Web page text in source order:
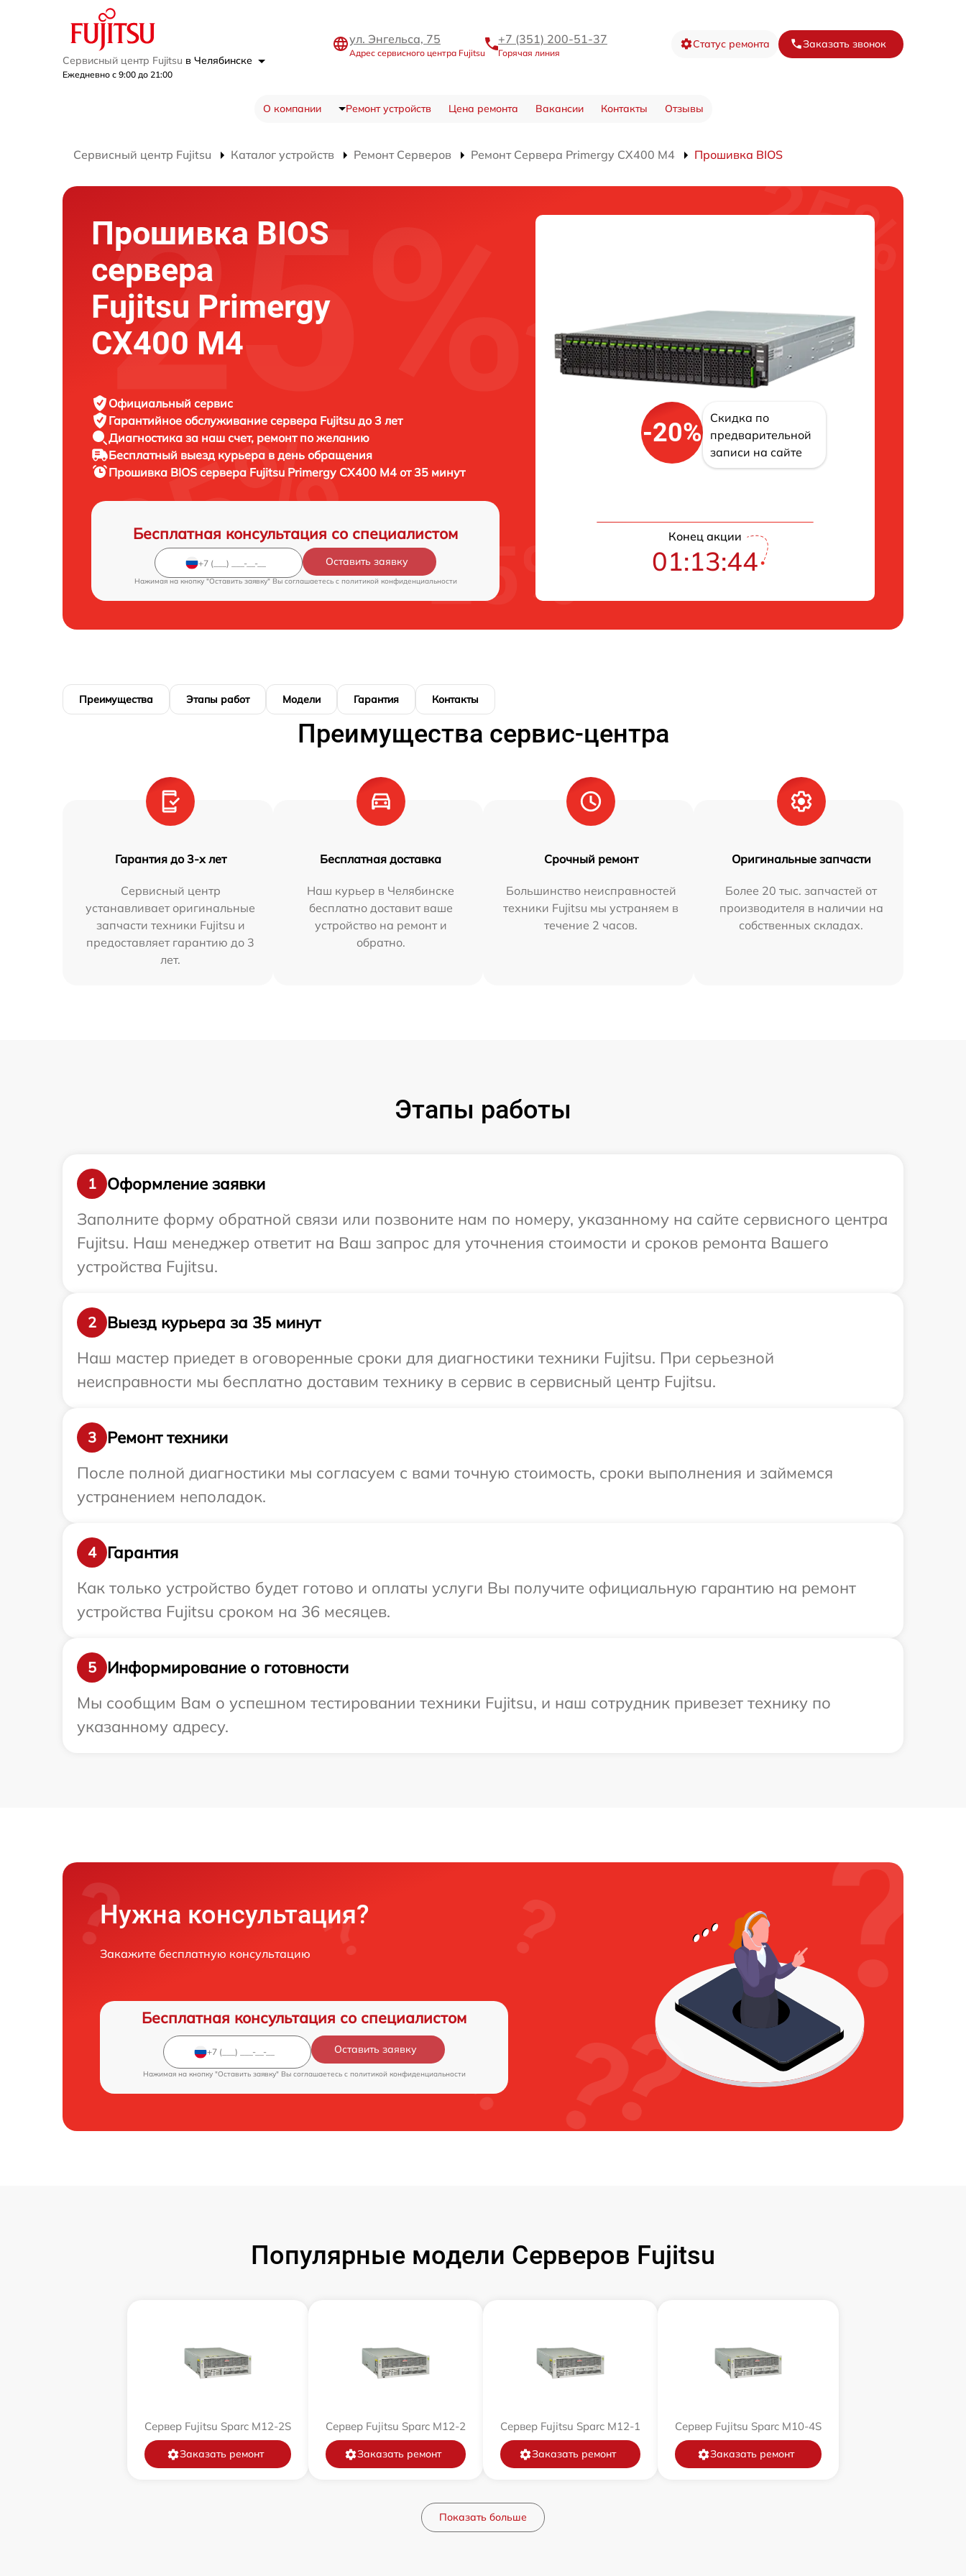
Сервисный центр Fujitsu в Челябинске
Ежедневно с 9:00 до 21:00
ул. Энгельса, 75
Адрес сервисного центра Fujitsu
+7 (351) 200-51-37
Горячая линия
Статус ремонта Заказать звонок
О компании Ремонт устройств Цена ремонта Вакансии Контакты Отзывы
Сервисный центр Fujitsu Каталог устройств Ремонт Серверов Ремонт Сервера Primergy CX400 M4 Прошивка BIOS
Прошивка BIOS
сервера
Fujitsu Primergy
CX400 M4
Официальный сервис
Гарантийное обслуживание сервера Fujitsu до 3 лет
Диагностика за наш счет, ремонт по желанию
Бесплатный выезд курьера в день обращения
Прошивка BIOS сервера Fujitsu Primergy CX400 M4 от 35 минут
Бесплатная консультация со специалистом
Оставить заявку
Нажимая на кнопку "Оставить заявку" Вы соглашаетесь c политикой конфиденциальности
-20%
Скидка по
предварительной
записи на сайте
Конец акции
01:13:43
Преимущества Этапы работ Модели Гарантия Контакты
Преимущества сервис-центра
Гарантия до 3-х лет
Сервисный центр
устанавливает оригинальные
запчасти техники Fujitsu и
предоставляет гарантию до 3
лет.
Бесплатная доставка
Наш курьер в Челябинске
бесплатно доставит ваше
устройство на ремонт и
обратно.
Срочный ремонт
Большинство неисправностей
техники Fujitsu мы устраняем в
течение 2 часов.
Оригинальные запчасти
Более 20 тыс. запчастей от
производителя в наличии на
собственных складах.
Этапы работы
1
Оформление заявки
Заполните форму обратной связи или позвоните нам по номеру, указанному на сайте сервисного центра
Fujitsu. Наш менеджер ответит на Ваш запрос для уточнения стоимости и сроков ремонта Вашего
устройства Fujitsu.
2
Выезд курьера за 35 минут
Наш мастер приедет в оговоренные сроки для диагностики техники Fujitsu. При серьезной
неисправности мы бесплатно доставим технику в сервис в сервисный центр Fujitsu.
3
Ремонт техники
После полной диагностики мы согласуем с вами точную стоимость, сроки выполнения и займемся
устранением неполадок.
4
Гарантия
Как только устройство будет готово и оплаты услуги Вы получите официальную гарантию на ремонт
устройства Fujitsu сроком на 36 месяцев.
5
Информирование о готовности
Мы сообщим Вам о успешном тестировании техники Fujitsu, и наш сотрудник привезет технику по
указанному адресу.
Нужна консультация?
Закажите бесплатную консультацию
Бесплатная консультация со специалистом
Оставить заявку
Нажимая на кнопку "Оставить заявку" Вы соглашаетесь c политикой конфиденциальности
Популярные модели Серверов Fujitsu
Сервер Fujitsu Sparc M12-2S
Заказать ремонт
Сервер Fujitsu Sparc M12-2
Заказать ремонт
Сервер Fujitsu Sparc M12-1
Заказать ремонт
Сервер Fujitsu Sparc M10-4S
Заказать ремонт
Показать больше